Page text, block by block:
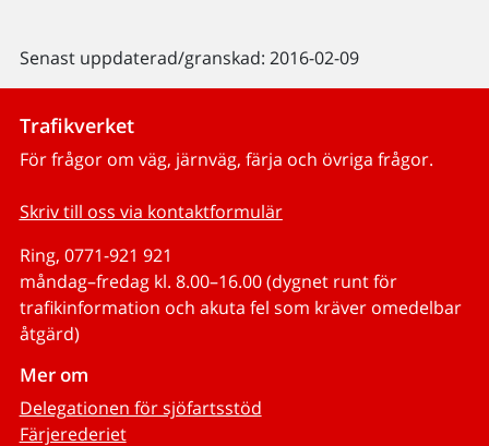
Senast uppdaterad/granskad: 2016-02-09
Trafikverket
För frågor om väg, järnväg, färja och övriga frågor.
Skriv till oss via kontaktformulär
Ring, 0771-921 921
måndag–fredag kl. 8.00–16.00 (dygnet runt för
trafikinformation och akuta fel som kräver omedelbar
åtgärd)
Mer om
Delegationen för sjöfartsstöd
Färjerederiet